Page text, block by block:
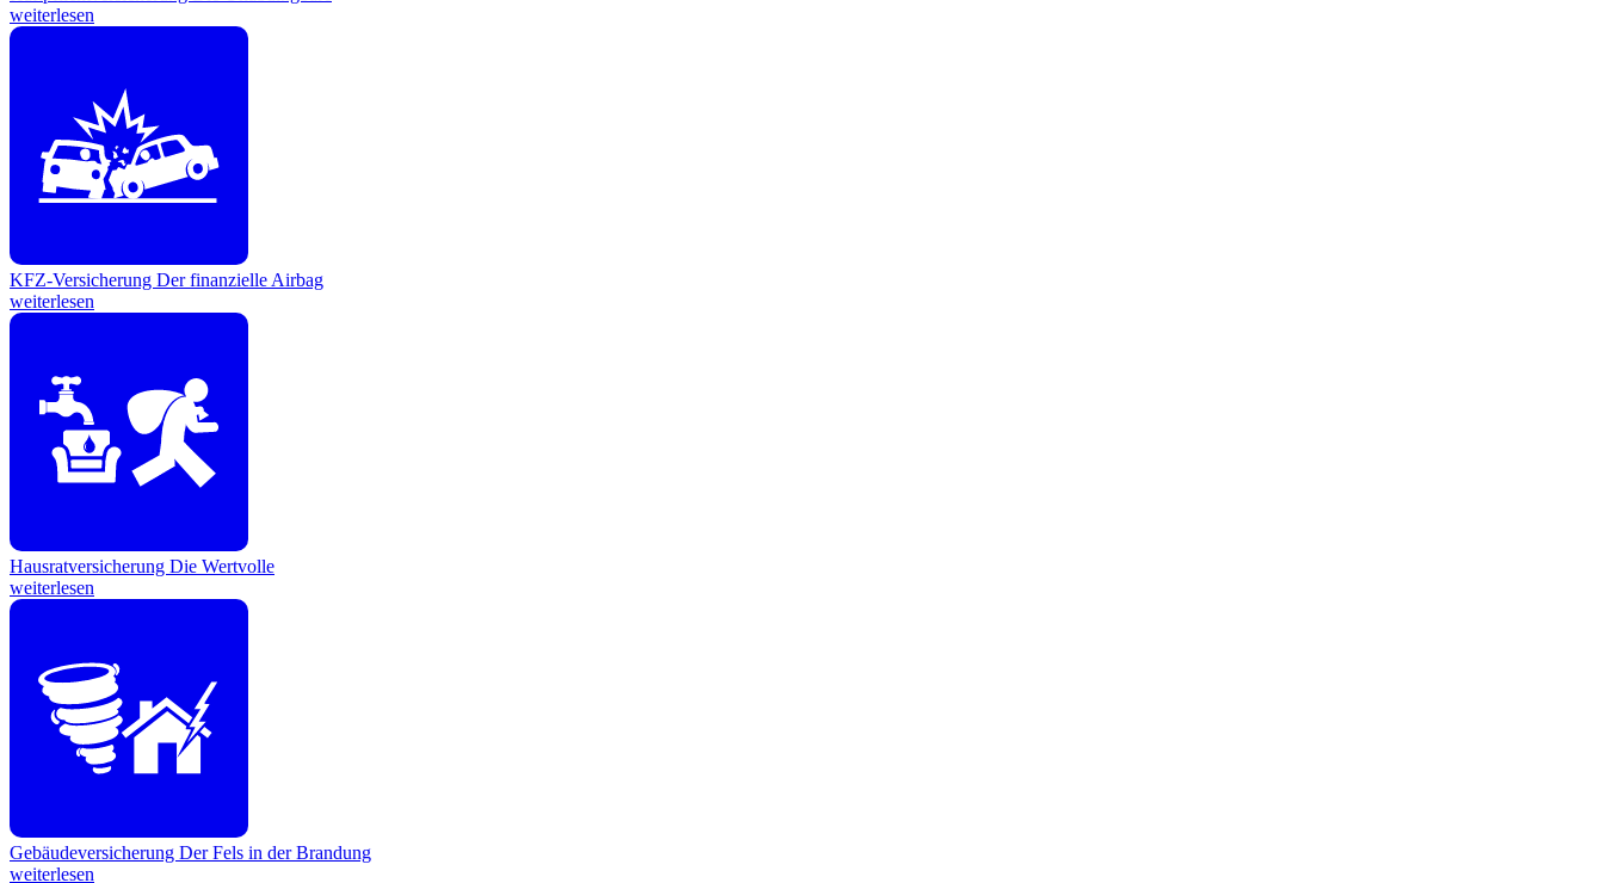
weiterlesen
KFZ-Versicherung Der finanzielle Airbag
weiterlesen
Hausratversicherung Die Wertvolle
weiterlesen
Gebäudeversicherung Der Fels in der Brandung
weiterlesen